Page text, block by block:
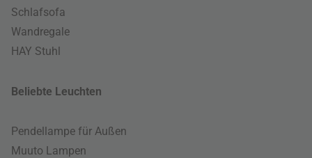
Schlafsofa
Wandregale
HAY Stuhl
Beliebte Leuchten
Pendellampe für Außen
Muuto Lampen